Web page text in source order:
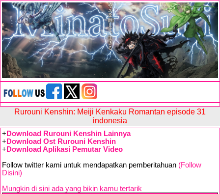
Rurouni Kenshin: Meiji Kenkaku Romantan episode 31
indonesia
+ Download Rurouni Kenshin Lainnya
+ Download Ost Rurouni Kenshin
+ Download Aplikasi Pemutar Video
Follow twitter kami untuk mendapatkan pemberitahuan (Follow
Disini)
Mungkin di sini ada yang bikin kamu tertarik